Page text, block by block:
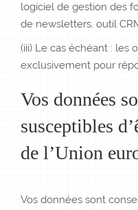
logiciel de gestion des
de newsletters, outil
(iii) Le cas échéant : les
exclusivement pour
Vos données
susceptibles
de l’Union
Vos données sont